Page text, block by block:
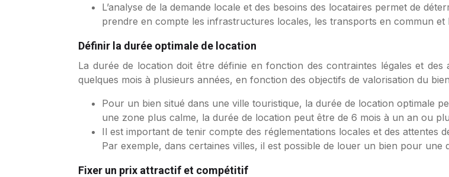
L’analyse de la demande locale et des besoins des locataires permet de
prendre en compte les infrastructures locales, les transports en commun et
Définir la durée optimale de location
La durée de location doit être définie en fonction des contraintes légales et
quelques mois à plusieurs années, en fonction des objectifs de valorisation du
Pour un bien situé dans une ville touristique, la durée de location optimale
une zone plus calme, la durée de location peut être de 6 mois à un an ou
Il est important de tenir compte des réglementations locales et des attentes
Par exemple, dans certaines villes, il est possible de louer un bien pour une
Fixer un prix attractif et compétitif